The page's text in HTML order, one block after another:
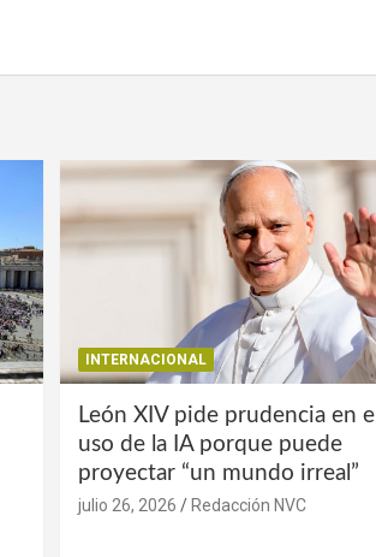
INTERNACIONAL
León XIV pide prudencia en el
uso de la IA porque puede
proyectar “un mundo irreal”
julio 26, 2026 Redacción NVC